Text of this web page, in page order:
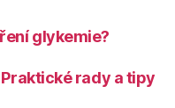
glykemie?
rady a tipy